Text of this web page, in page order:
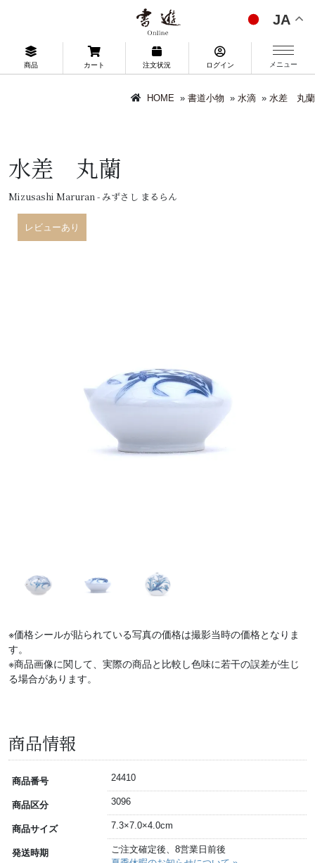
JA
商品 カート 注文状況 ログイン メニュー
HOME » 書道小物 » 水滴 » 水差 丸蘭
水差 丸蘭
Mizusashi Maruran - みずさし まるらん
レビューあり
※価格シールが貼られている写真の価格は撮影当時の価格となりま
す。
※商品画像に関して、実際の商品と比較し色味に若干の誤差が生じ
る場合があります。
商品情報
商品番号 24410
商品区分 3096
商品サイズ 7.3×7.0×4.0cm
発送時期
ご注文確定後、8営業日前後